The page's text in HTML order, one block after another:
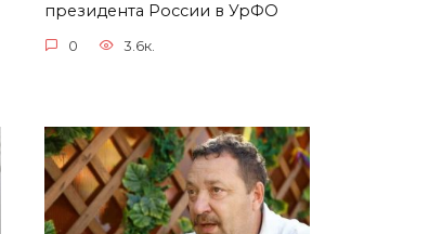
президента России в УрФО
0 3.6к.